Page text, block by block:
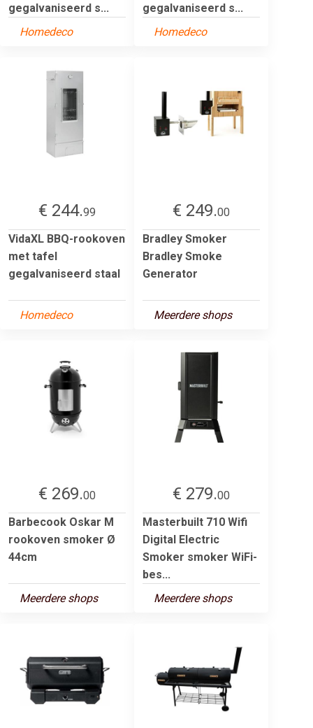
gegalvaniseerd s...
Homedeco
gegalvaniseerd s...
Homedeco
€ 244.99
VidaXL BBQ-rookoven
met tafel
gegalvaniseerd staal
Homedeco
€ 249.00
Bradley Smoker
Bradley Smoke
Generator
Meerdere shops
€ 269.00
Barbecook Oskar M
rookoven smoker Ø
44cm
Meerdere shops
€ 279.00
Masterbuilt 710 Wifi
Digital Electric
Smoker smoker WiFi-
bes...
Meerdere shops